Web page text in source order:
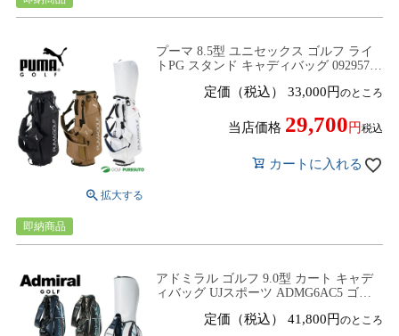
プーマ 8.5型 ユニセックス ゴルフ ライ
トPG スタンド キャディバッグ 092957
ブバッグ PUMA
定価（税込） 33,000 のところ
当店価格 29,700 税込
カートに入れる
即納商品
アドミラル ゴルフ 9.0型 カート キャデ
ィバッグ UJスポーツ ADMG6AC5 ゴル
Admiral GOLF定価（税込） 41,800 のところ